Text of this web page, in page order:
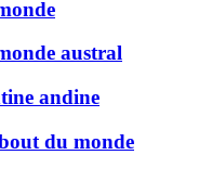
austral
andine
du monde